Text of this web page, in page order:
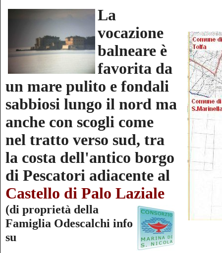
La
vocazione
balneare è
favorita da
un mare pulito e fondali
sabbiosi lungo il nord ma
anche con scogli come
nel tratto verso sud, tra
la costa dell'antico borgo
di Pescatori adiacente al
Castello di Palo Laziale
(di proprietà della
Famiglia Odescalchi info
su